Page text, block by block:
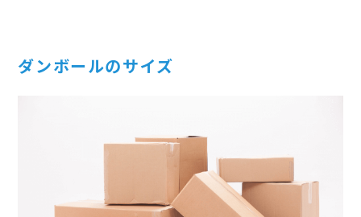
ダンボールのサイズ